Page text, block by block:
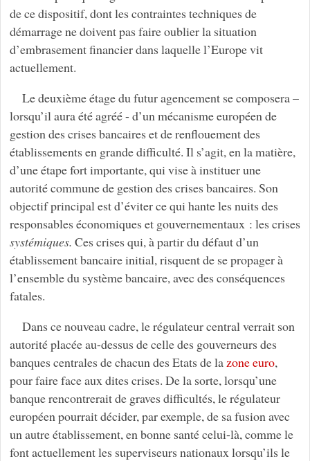
de ce dispositif, dont les contraintes techniques de
démarrage ne doivent pas faire oublier la situation
d’embrasement financier dans laquelle l’Europe vit
actuellement.
Le deuxième étage du futur agencement se composera –
lorsqu’il aura été agréé - d’un mécanisme européen de
gestion des crises bancaires et de renflouement des
établissements en grande difficulté. Il s’agit, en la matière,
d’une étape fort importante, qui vise à instituer une
autorité commune de gestion des crises bancaires. Son
objectif principal est d’éviter ce qui hante les nuits des
responsables économiques et gouvernementaux : les crises
systémiques. Ces crises qui, à partir du défaut d’un
établissement bancaire initial, risquent de se propager à
l’ensemble du système bancaire, avec des conséquences
fatales.
Dans ce nouveau cadre, le régulateur central verrait son
autorité placée au-dessus de celle des gouverneurs des
banques centrales de chacun des Etats de lazone euro,
pour faire face aux dites crises. De la sorte, lorsqu’une
banque rencontrerait de graves difficultés, le régulateur
européen pourrait décider, par exemple, de sa fusion avec
un autre établissement, en bonne santé celui-là, comme le
font actuellement les superviseurs nationaux lorsqu’ils le